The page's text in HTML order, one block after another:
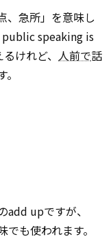
、急所」を意味し
speaking is
けれど、 人前で話
add upですが、
も使われます。